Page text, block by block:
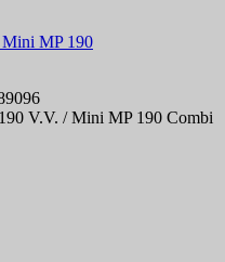
V.V. / Mini MP 190 Combi